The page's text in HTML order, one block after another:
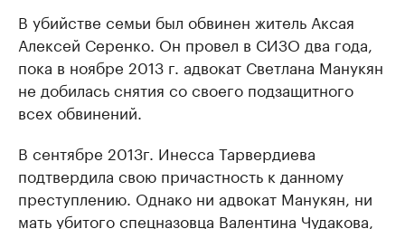
В убийстве семьи был обвинен житель Аксая
Алексей Серенко. Он провел в СИЗО два года,
пока в ноябре 2013 г. адвокат Светлана Манукян
не добилась снятия со своего подзащитного
всех обвинений.
В сентябре 2013г. Инесса Тарвердиева
подтвердила свою причастность к данному
преступлению. Однако ни адвокат Манукян, ни
мать убитого спецназовца Валентина Чудакова,